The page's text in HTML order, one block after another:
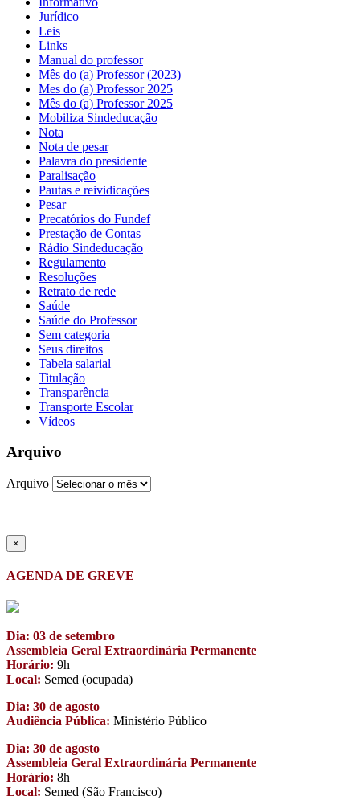
Jurídico
Leis
Links
Manual do professor
Mês do (a) Professor (2023)
Mes do (a) Professor 2025
Mês do (a) Professor 2025
Mobiliza Sindeducação
Nota
Nota de pesar
Palavra do presidente
Paralisação
Pautas e reividicações
Pesar
Precatórios do Fundef
Prestação de Contas
Rádio Sindeducação
Regulamento
Resoluções
Retrato de rede
Saúde
Saúde do Professor
Sem categoria
Seus direitos
Tabela salarial
Titulação
Transparência
Transporte Escolar
Vídeos
Arquivo
Arquivo
×
AGENDA DE GREVE
Dia: 03 de setembro
Assembleia Geral Extraordinária Permanente
Horário: 9h
Local: Semed (ocupada)
Dia: 30 de agosto
Audiência Pública: Ministério Público
Dia: 30 de agosto
Assembleia Geral Extraordinária Permanente
Horário: 8h
Local: Semed (São Francisco)